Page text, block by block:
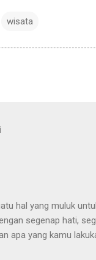
wisata
hal yang muluk
segenap hati,
apa yang kamu